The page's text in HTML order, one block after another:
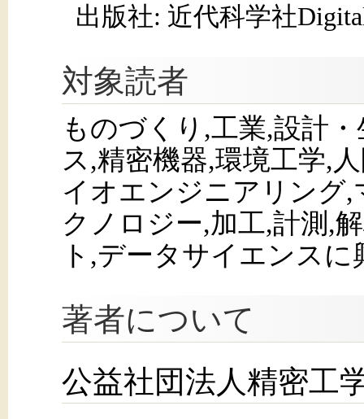
出版社: 近代科学社
対象読者
ものづくり,工業,設計
ス,精密機器,環境工学,
イオエンジニアリング
クノロジー,加工,計測,
ト,データサイエンス
著者について
公益社団法人精密工